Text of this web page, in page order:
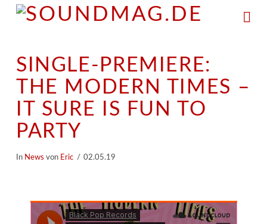
SINGLE-PREMIERE:
THE MODERN TIMES –
IT SURE IS FUN TO
PARTY
In News von Eric 02.05.19